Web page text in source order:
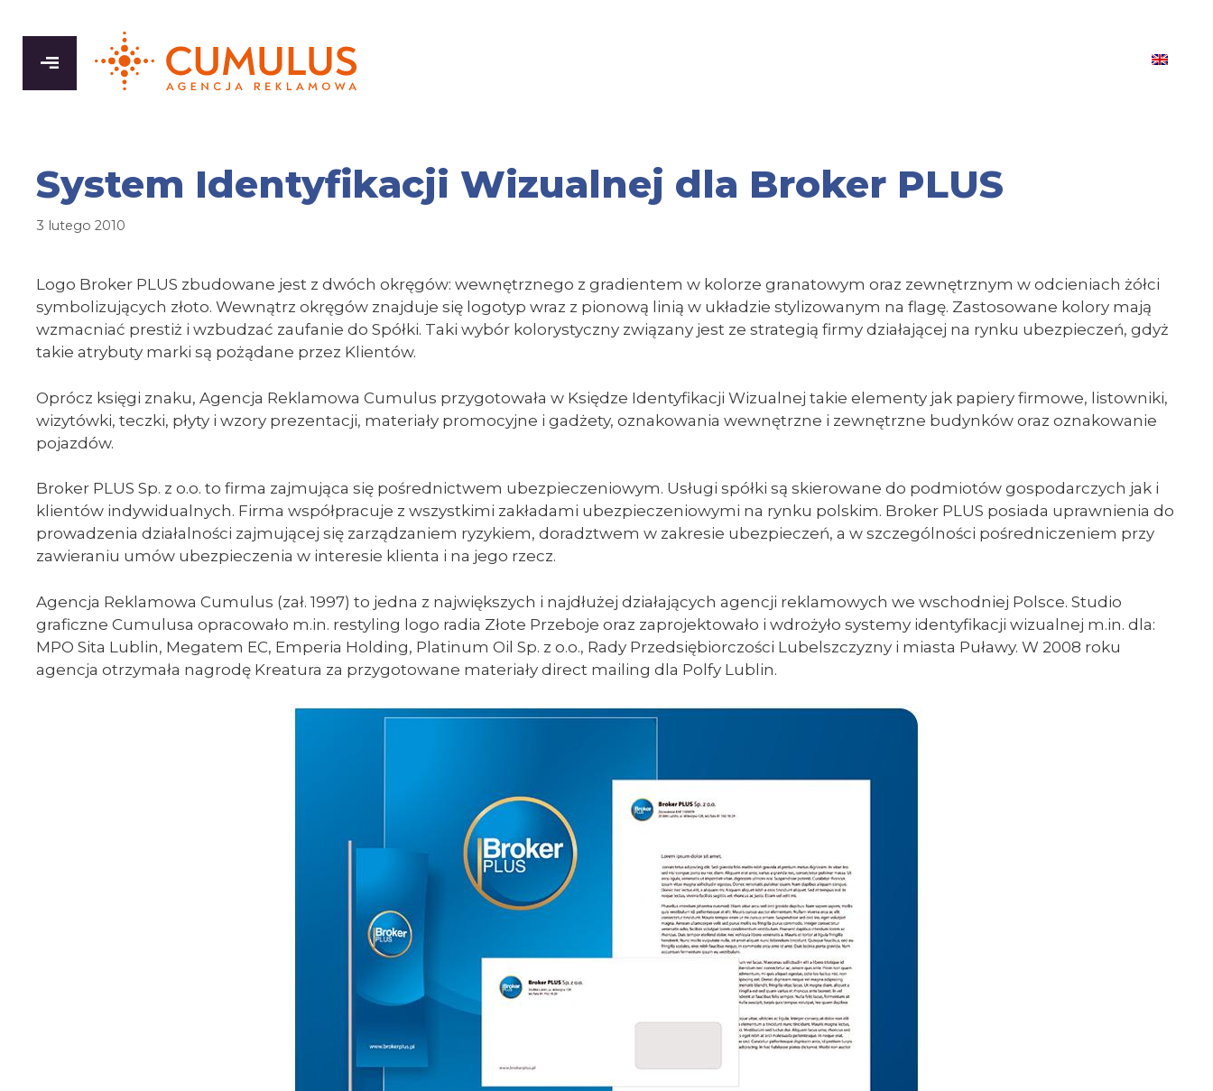
System Identyfikacji Wizualnej dla Broker PLUS
3 lutego 2010
Logo Broker PLUS zbudowane jest z dwóch okręgów: wewnętrznego z gradientem w kolorze granatowym oraz zewnętrznym w odcieniach żółci
symbolizujących złoto. Wewnątrz okręgów znajduje się logotyp wraz z pionową linią w układzie stylizowanym na flagę. Zastosowane kolory mają
wzmacniać prestiż i wzbudzać zaufanie do Spółki. Taki wybór kolorystyczny związany jest ze strategią firmy działającej na rynku ubezpieczeń, gdyż
takie atrybuty marki są pożądane przez Klientów.
Oprócz księgi znaku, Agencja Reklamowa Cumulus przygotowała w Księdze Identyfikacji Wizualnej takie elementy jak papiery firmowe, listowniki,
wizytówki, teczki, płyty i wzory prezentacji, materiały promocyjne i gadżety, oznakowania wewnętrzne i zewnętrzne budynków oraz oznakowanie
pojazdów.
Broker PLUS Sp. z o.o. to firma zajmująca się pośrednictwem ubezpieczeniowym. Usługi spółki są skierowane do podmiotów gospodarczych jak i
klientów indywidualnych. Firma współpracuje z wszystkimi zakładami ubezpieczeniowymi na rynku polskim. Broker PLUS posiada uprawnienia do
prowadzenia działalności zajmującej się zarządzaniem ryzykiem, doradztwem w zakresie ubezpieczeń, a w szczególności pośredniczeniem przy
zawieraniu umów ubezpieczenia w interesie klienta i na jego rzecz.
Agencja Reklamowa Cumulus (zał. 1997) to jedna z największych i najdłużej działających agencji reklamowych we wschodniej Polsce. Studio
graficzne Cumulusa opracowało m.in. restyling logo radia Złote Przeboje oraz zaprojektowało i wdrożyło systemy identyfikacji wizualnej m.in. dla:
MPO Sita Lublin, Megatem EC, Emperia Holding, Platinum Oil Sp. z o.o., Rady Przedsiębiorczości Lubelszczyzny i miasta Puławy. W 2008 roku
agencja otrzymała nagrodę Kreatura za przygotowane materiały direct mailing dla Polfy Lublin.